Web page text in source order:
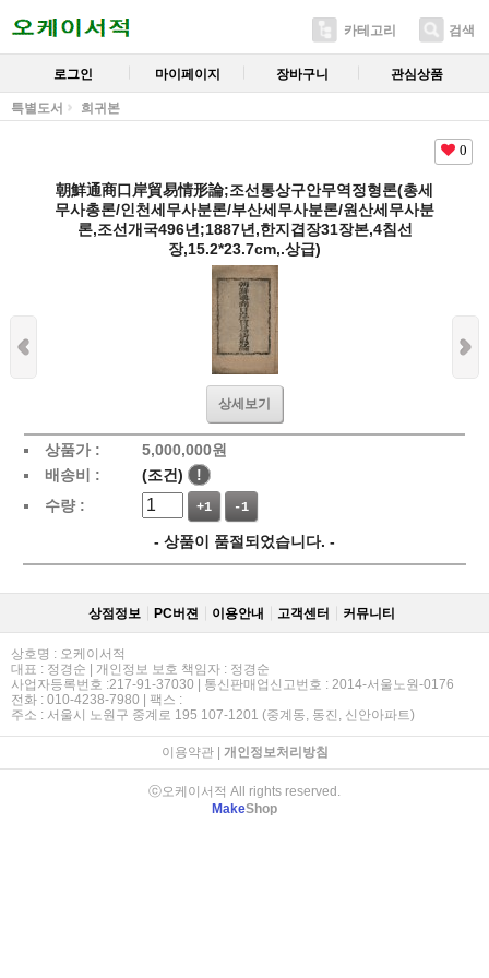
카테고리 검색
로그인 마이페이지 장바구니 관심상품
특별도서 희귀본
0
朝鮮通商口岸貿易情形論;조선통상구안무역정형론(총세
무사총론/인천세무사분론/부산세무사분론/원산세무사분
론,조선개국496년;1887년,한지겹장31장본,4침선
장,15.2*23.7cm,.상급)
상세보기
상품가 : 5,000,000원
배송비 :
(조건)
!
수량 :
+1 -1
- 상품이 품절되었습니다. -
상점정보 PC버젼 이용안내 고객센터 커뮤니티
상호명 : 오케이서적
대표 : 정경순 | 개인정보 보호 책임자 : 정경순
사업자등록번호 :217-91-37030 | 통신판매업신고번호 : 2014-서울노원-0176
전화 : 010-4238-7980 | 팩스 :
주소 : 서울시 노원구 중계로 195 107-1201 (중계동, 동진, 신안아파트)
이용약관| 개인정보처리방침
ⓒ오케이서적 All rights reserved.
MakeShop